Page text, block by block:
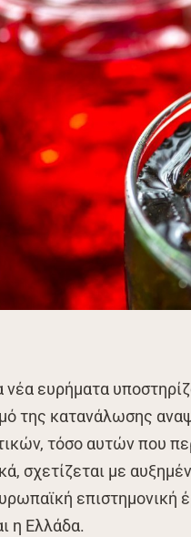
νέα ευρήματα
της κατανάλωσης
τόσο αυτών που
σχετίζεται με
επιστημονική
η Ελλάδα.